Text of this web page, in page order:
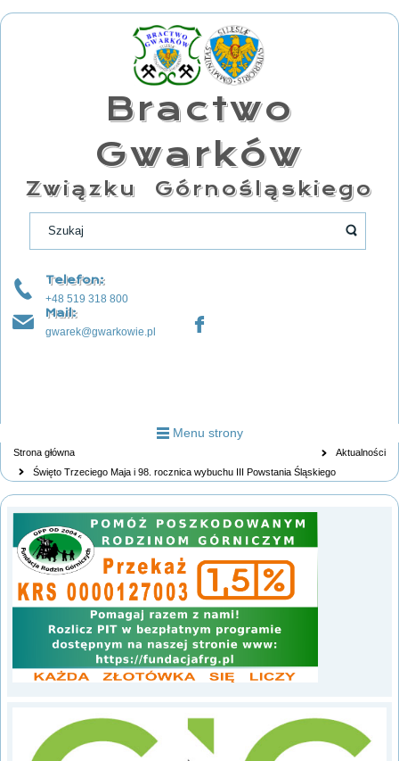
Bractwo
Gwarków
Związku Górnośląskiego
Telefon:
+48 519 318 800
Mail:
gwarek@gwarkowie.pl
Menu strony
Strona główna
Aktualności
Święto Trzeciego Maja i 98. rocznica wybuchu III Powstania Śląskiego